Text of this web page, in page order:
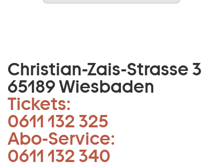
Christian-Zais-Strasse 3
65189 Wiesbaden
Tickets:
0611 132 325
Abo-Service:
0611 132 340